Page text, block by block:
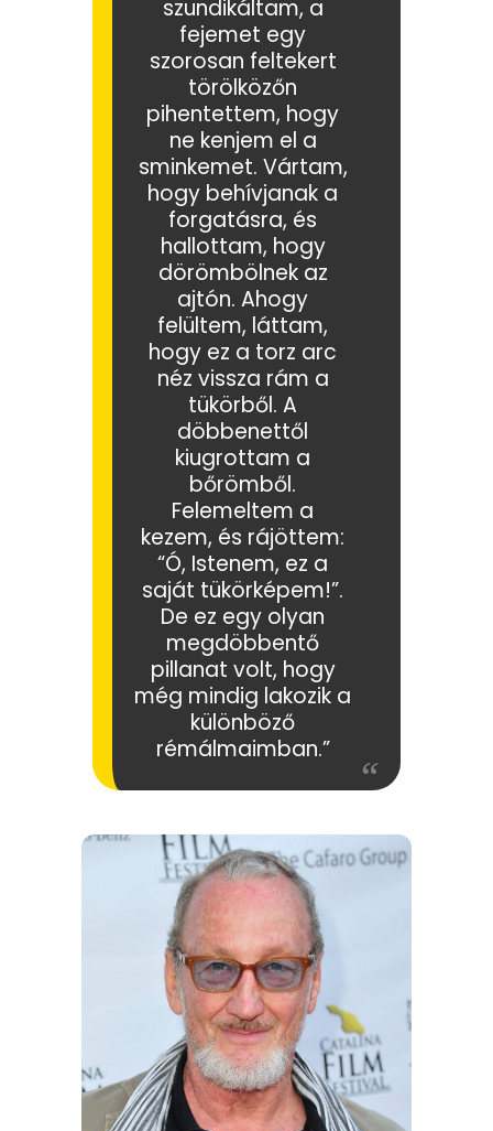
szundikáltam, a
fejemet egy
szorosan feltekert
törölközőn
pihentettem, hogy
ne kenjem el a
sminkemet. Vártam,
hogy behívjanak a
forgatásra, és
hallottam, hogy
dörömbölnek az
ajtón. Ahogy
felültem, láttam,
hogy ez a torz arc
néz vissza rám a
tükörből. A
döbbenettől
kiugrottam a
bőrömből.
Felemeltem a
kezem, és rájöttem:
“Ó, Istenem, ez a
saját tükörképem!”.
De ez egy olyan
megdöbbentő
pillanat volt, hogy
még mindig lakozik a
különböző
rémálmaimban.”